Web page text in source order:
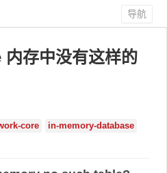
导航
存中没有这样的
core
in-memory-database